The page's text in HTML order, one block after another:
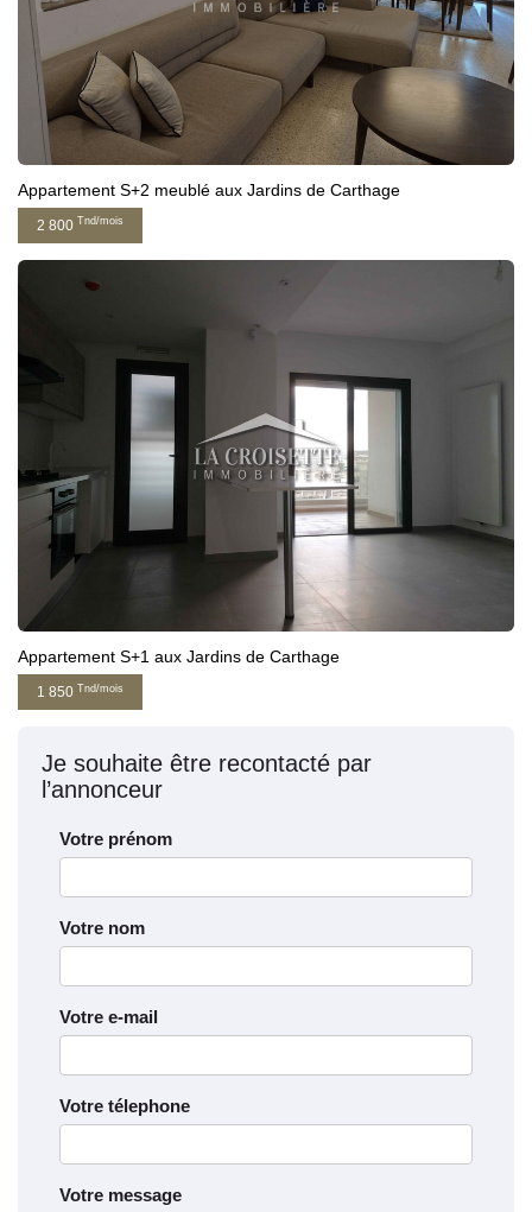
Appartement S+2 meublé aux Jardins de Carthage
2 800 Tnd/mois
Appartement S+1 aux Jardins de Carthage
1 850 Tnd/mois
Je souhaite être recontacté par
l’annonceur
Votre prénom
Votre nom
Votre e-mail
Votre télephone
Votre message